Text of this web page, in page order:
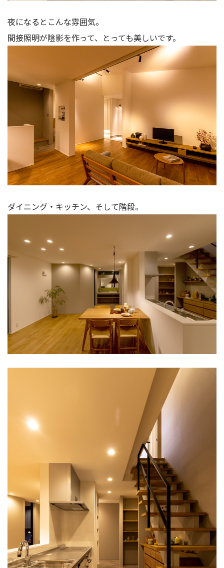
夜になるとこんな雰囲気。
間接照明が陰影を作って、とっても美しいです。
ダイニング・キッチン、そして階段。